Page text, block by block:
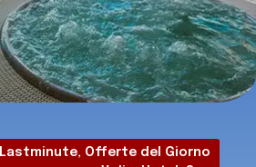
Lastminute, Offerte del Giorno